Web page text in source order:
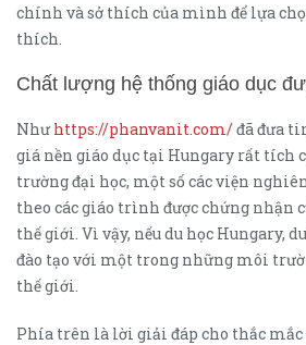
chính và sở thích của mình để lựa
thích.
Chất lượng hệ thống giáo dục
Như https://phanvanit.com/đã đưa
giá nền giáo dục tại Hungary rất tích
trường đại học, một số các viện
theo các giáo trình được chứng nhận
thế giới. Vì vậy, nếu du học Hungary,
đào tạo với một trong những môi
thế giới.
Phía trên là lời giải đáp cho thắc mắc